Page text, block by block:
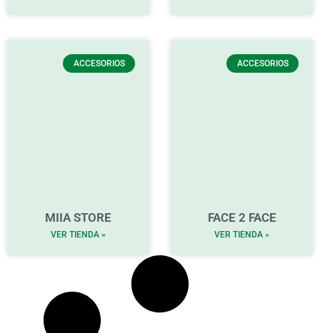
ACCESORIOS
MIIA STORE
VER TIENDA »
ACCESORIOS
FACE 2 FACE
VER TIENDA »